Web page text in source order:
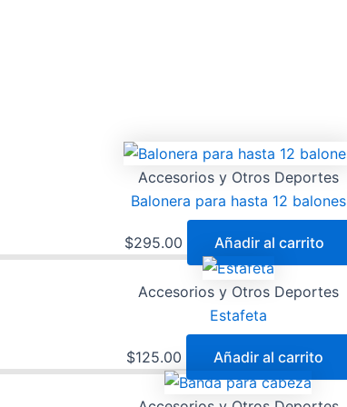
Accesorios y Otros Deportes
Balonera para hasta 12 balones
$295.00 Añadir al carrito
Accesorios y Otros Deportes
Estafeta
$125.00 Añadir al carrito